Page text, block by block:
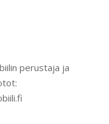
perustaja ja